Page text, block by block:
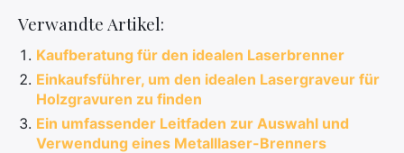
Verwandte Artikel:
Kaufberatung für den idealen Laserbrenner
Einkaufsführer, um den idealen Lasergraveur für
Holzgravuren zu finden
Ein umfassender Leitfaden zur Auswahl und
Verwendung eines Metalllaser-Brenners